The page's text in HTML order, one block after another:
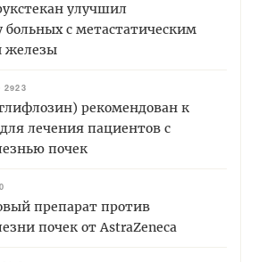
улучшил
с метастатическим
железы
2923
рекомендован к
лечения пациентов с
почек
препарат против
почек от AstraZeneca